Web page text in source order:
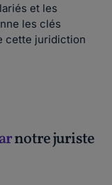
et les
les clés
cette juridiction
notre juriste